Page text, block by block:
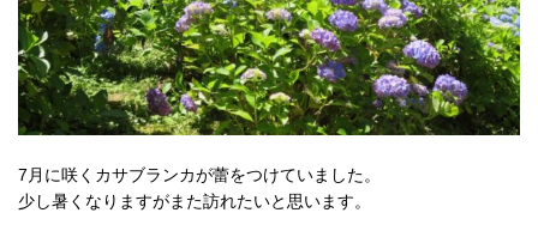
7月に咲くカサブランカが蕾をつけていました。
少し暑くなりますがまた訪れたいと思います。